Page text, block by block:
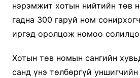
нэрэмжит хотын нийтийн төв
гадна 300 гаруй ном
иргэд оролцож номоо
Хотын төв номын сангийн
санд үнэ төлбөргүй уншигчийн